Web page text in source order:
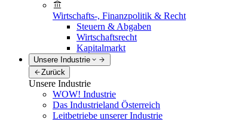
Wirtschafts-, Finanzpolitik & Recht
Steuern & Abgaben
Wirtschaftsrecht
Kapitalmarkt
Unsere Industrie
Zurück
Unsere Industrie
WOW! Industrie
Das Industrieland Österreich
Leitbetriebe unserer Industrie